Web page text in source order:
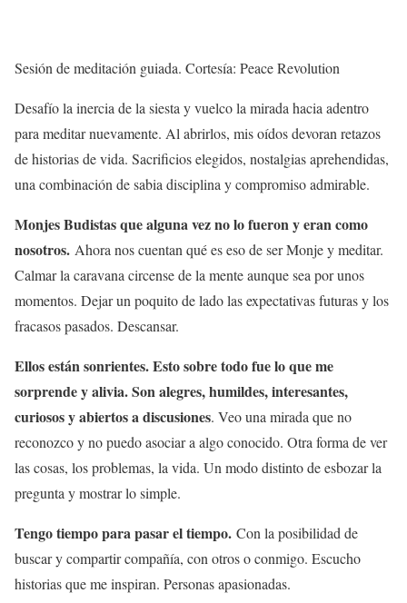
Sesión de meditación guiada. Cortesía: Peace Revolution
Desafío la inercia de la siesta y vuelco la mirada hacia adentro
para meditar nuevamente. Al abrirlos, mis oídos devoran retazos
de historias de vida. Sacrificios elegidos, nostalgias aprehendidas,
una combinación de sabia disciplina y compromiso admirable.
Monjes Budistas que alguna vez no lo fueron y eran como
nosotros. Ahora nos cuentan qué es eso de ser Monje y meditar.
Calmar la caravana circense de la mente aunque sea por unos
momentos. Dejar un poquito de lado las expectativas futuras y los
fracasos pasados. Descansar.
Ellos están sonrientes. Esto sobre todo fue lo que me
sorprende y alivia. Son alegres, humildes, interesantes,
curiosos y abiertos a discusiones. Veo una mirada que no
reconozco y no puedo asociar a algo conocido. Otra forma de ver
las cosas, los problemas, la vida. Un modo distinto de esbozar la
pregunta y mostrar lo simple.
Tengo tiempo para pasar el tiempo. Con la posibilidad de
buscar y compartir compañía, con otros o conmigo. Escucho
historias que me inspiran. Personas apasionadas.